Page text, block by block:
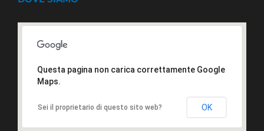
Questa pagina non carica correttamente Google
Maps.
Sei il proprietario di questo sito web? OK